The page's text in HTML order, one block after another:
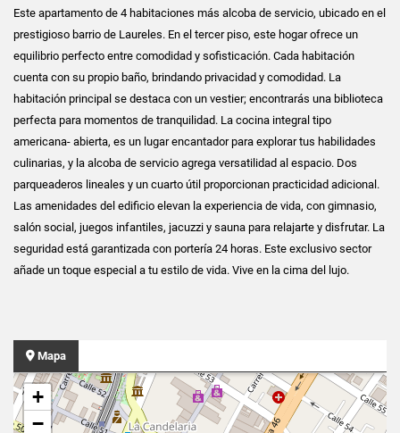
Este apartamento de 4 habitaciones más alcoba de servicio, ubicado en el
prestigioso barrio de Laureles. En el tercer piso, este hogar ofrece un
equilibrio perfecto entre comodidad y sofisticación. Cada habitación
cuenta con su propio baño, brindando privacidad y comodidad. La
habitación principal se destaca con un vestier; encontrarás una biblioteca
perfecta para momentos de tranquilidad. La cocina integral tipo
americana- abierta, es un lugar encantador para explorar tus habilidades
culinarias, y la alcoba de servicio agrega versatilidad al espacio. Dos
parqueaderos lineales y un cuarto útil proporcionan practicidad adicional.
Las amenidades del edificio elevan la experiencia de vida, con gimnasio,
salón social, juegos infantiles, jacuzzi y sauna para relajarte y disfrutar. La
seguridad está garantizada con portería 24 horas. Este exclusivo sector
añade un toque especial a tu estilo de vida. Vive en la cima del lujo.
Mapa
+
−